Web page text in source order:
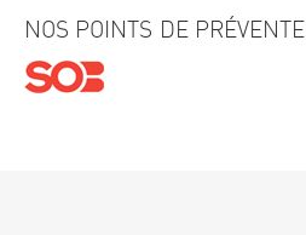
NOS POINTS DE PRÉVENTE